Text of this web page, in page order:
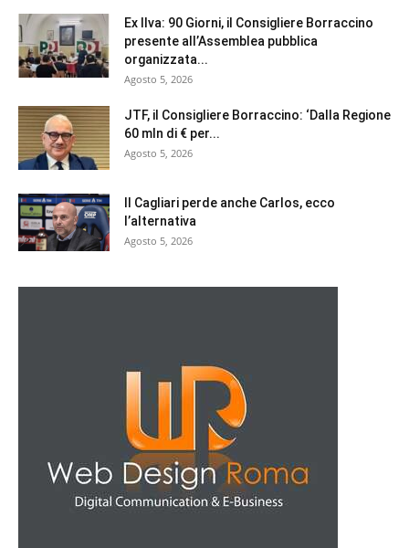
Ex Ilva: 90 Giorni, il Consigliere Borraccino
presente all’Assemblea pubblica
organizzata...
Agosto 5, 2026
JTF, il Consigliere Borraccino: ‘Dalla Regione
60 mln di € per...
Agosto 5, 2026
Il Cagliari perde anche Carlos, ecco
l’alternativa
Agosto 5, 2026